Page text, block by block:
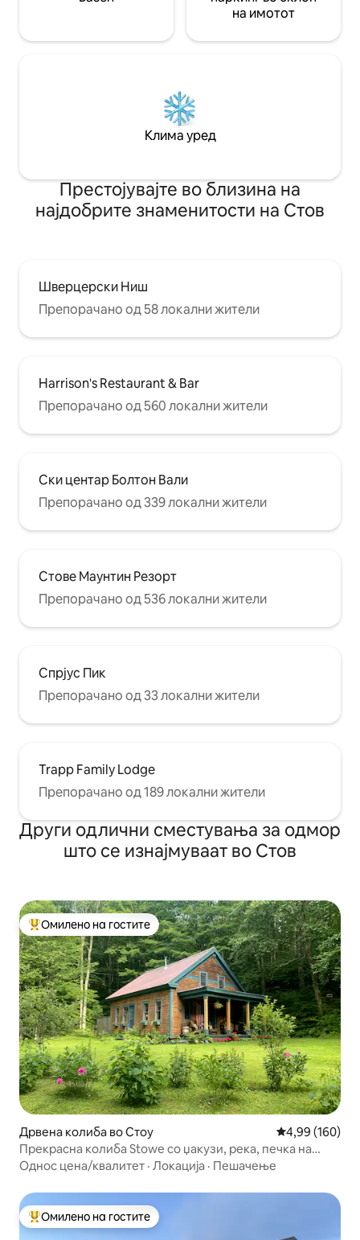
на имотот
Клима уред
Престојувајте во близина на
најдобрите знаменитости на Стов
Шверцерски Ниш
Препорачано од 58 локални жители
Harrison's Restaurant & Bar
Препорачано од 560 локални жители
Ски центар Болтон Вали
Препорачано од 339 локални жители
Стове Маунтин Резорт
Препорачано од 536 локални жители
Спрјус Пик
Препорачано од 33 локални жители
Trapp Family Lodge
Препорачано од 189 локални жители
Други одлични сместувања за одмор
што се изнајмуваат во Стов
Меѓу најуспешните „Омилени на гостите“
Омилено на гостите
Дрвена колиба во Стоу Просечна
4,99 (160)
Прекрасна колиба Stowe со џакузи, река, печка на
дрва
Однос цена/квалитет · Локација · Пешачење
Меѓу најуспешните „Омилени на гостите“
Омилено на гостите